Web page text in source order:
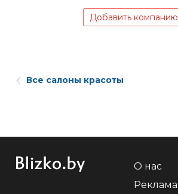
Добавить компанию
Все салоны красоты
О нас
Реклама